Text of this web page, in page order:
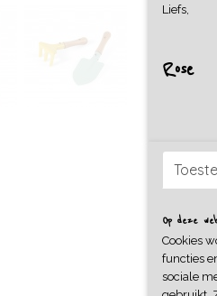
Liefs,
Rose
Op deze
Cookies
functies
sociale